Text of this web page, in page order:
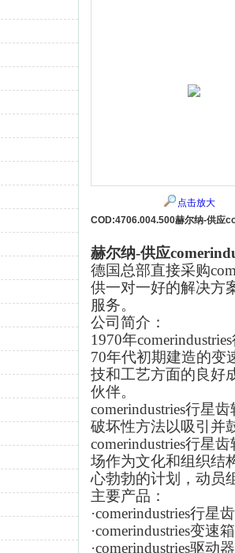
点击放大
COD:4706.004.500赫尔纳-供应
赫尔纳-供应
德国总部直接采购
供一对一好的解决方
服务。
公司简介：
1970年
70年代初期建造的变
技和工艺方面的良好
伙伴。
comerindustries行星
破坏性方法以吸引并
comerindustries行星
场作为文化和组织结
心勃勃的计划，动员
主要产品：
·comerindustries行星
·comerindustries变速箱
·comerindustries驱动器